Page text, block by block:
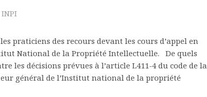
INPI
praticiens des recours devant les cours d’appel en
National de la Propriété Intellectuelle. De quels
les décisions prévues à l’article L411-4 du code de la
général de l’Institut national de la propriété